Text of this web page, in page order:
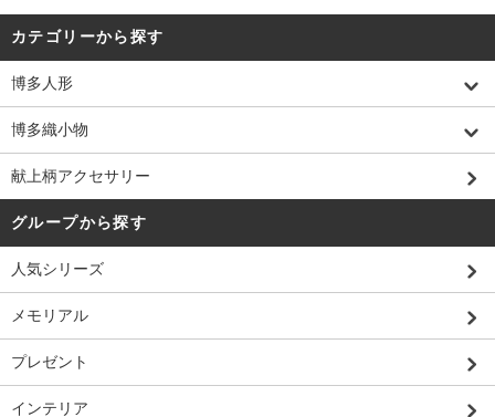
カテゴリーから探す
博多人形
博多織小物
献上柄アクセサリー
グループから探す
人気シリーズ
メモリアル
プレゼント
インテリア